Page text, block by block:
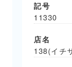
記号
11330
店名
138(イチ